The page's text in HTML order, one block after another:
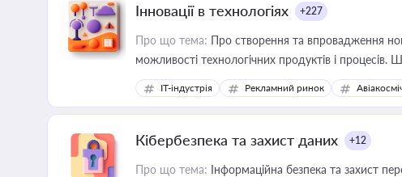
Інновації в технологіях +227
Про що тема: Про створення та впровадження
можливості технологічних продуктів і процесів.
IT-індустрія Рекламний ринок
Кібербезпека та захист даних +12
Про що тема: Інформаційна безпека та захист